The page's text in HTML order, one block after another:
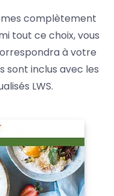
complètement
tout ce choix, vous
à votre
sont inclus avec les
LWS.